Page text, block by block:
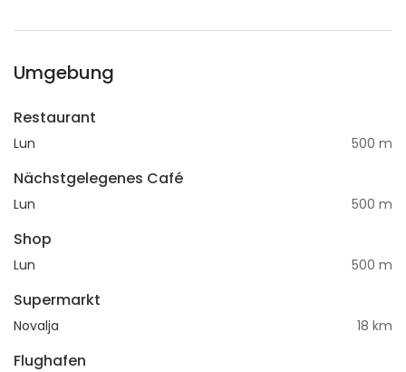
Umgebung
Restaurant
Lun 500 m
Nächstgelegenes Café
Lun 500 m
Shop
Lun 500 m
Supermarkt
Novalja 18 km
Flughafen